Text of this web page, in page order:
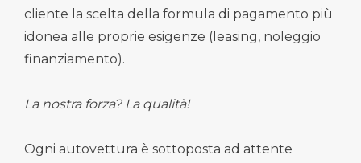
cliente la scelta della formula di pagamento più
idonea alle proprie esigenze (leasing, noleggio
finanziamento).
La nostra forza? La qualità!
Ogni autovettura è sottoposta ad attente